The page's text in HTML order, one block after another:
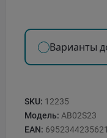
Варианты
SKU: 12235
Модель: AB02S23
EAN: 6952344235621